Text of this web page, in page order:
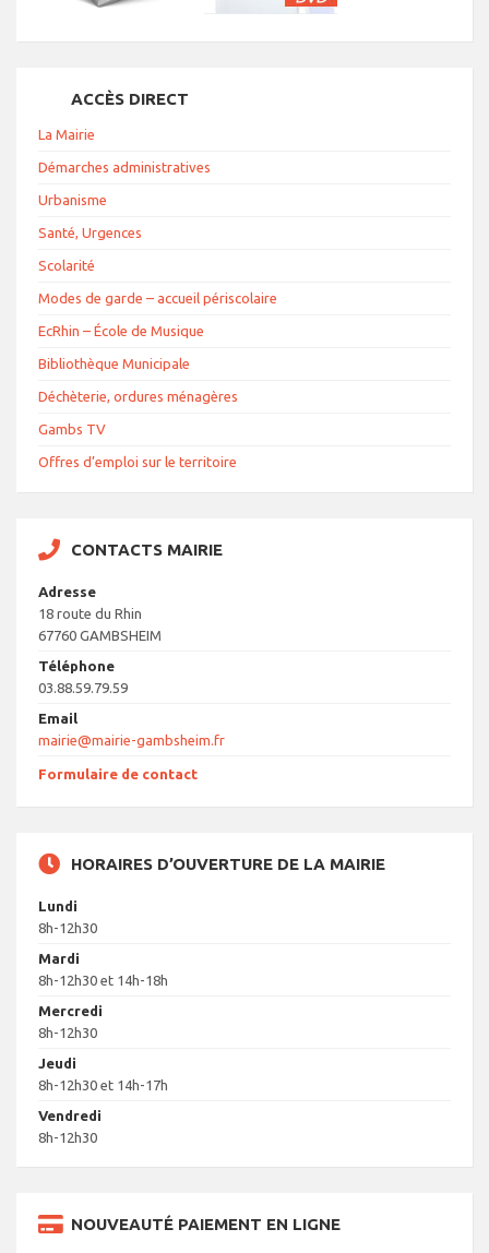
ACCÈS DIRECT
La Mairie
Démarches administratives
Urbanisme
Santé, Urgences
Scolarité
Modes de garde – accueil périscolaire
EcRhin – École de Musique
Bibliothèque Municipale
Déchèterie, ordures ménagères
Gambs TV
Offres d’emploi sur le territoire
CONTACTS MAIRIE
Adresse
18 route du Rhin
67760 GAMBSHEIM
Téléphone
03.88.59.79.59
Email
mairie@mairie-gambsheim.fr
Formulaire de contact
HORAIRES D’OUVERTURE DE LA MAIRIE
Lundi
8h-12h30
Mardi
8h-12h30 et 14h-18h
Mercredi
8h-12h30
Jeudi
8h-12h30 et 14h-17h
Vendredi
8h-12h30
NOUVEAUTÉ PAIEMENT EN LIGNE